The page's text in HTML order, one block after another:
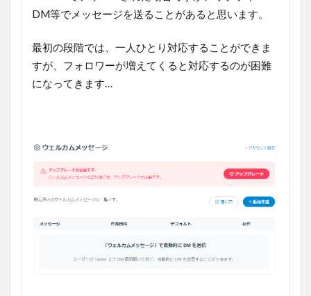
DM等でメッセージを送ることがあると思います。
最初の段階では、一人ひとり対応することができま
すが、フォロワーが増えてくると対応するのが困難
になってきます…